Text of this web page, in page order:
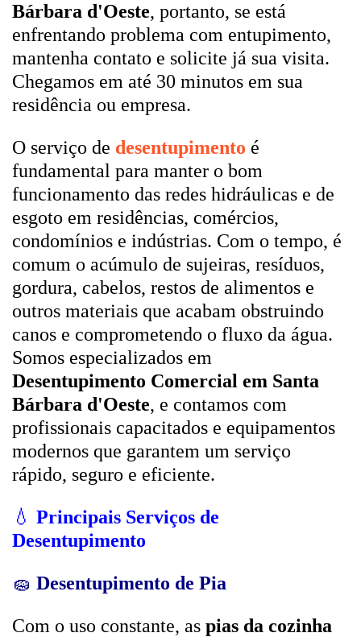
Bárbara d'Oeste, portanto, se está
enfrentando problema com entupimento,
mantenha contato e solicite já sua visita.
Chegamos em até 30 minutos em sua
residência ou empresa.
O serviço de desentupimento é
fundamental para manter o bom
funcionamento das redes hidráulicas e de
esgoto em residências, comércios,
condomínios e indústrias. Com o tempo, é
comum o acúmulo de sujeiras, resíduos,
gordura, cabelos, restos de alimentos e
outros materiais que acabam obstruindo
canos e comprometendo o fluxo da água.
Somos especializados em
Desentupimento Comercial em Santa
Bárbara d'Oeste, e contamos com
profissionais capacitados e equipamentos
modernos que garantem um serviço
rápido, seguro e eficiente.
💧 Principais Serviços de
Desentupimento
🧽 Desentupimento de Pia
Com o uso constante, as pias da cozinha